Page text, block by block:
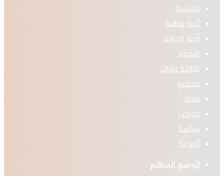
الرئيسية
أخبار وطنية
أخبار الجالية
اقتصاد
ثقافة وتراث
مجتمع
صحة
حوادث
سياسة
أنفا Tv
الوضع المظلم